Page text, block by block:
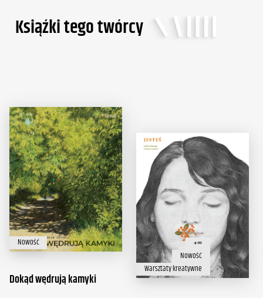
Ksiąźki tego twórcy
Nowość
Dokąd wędrują kamyki
+∞
Nowość
Warsztaty kreatywne